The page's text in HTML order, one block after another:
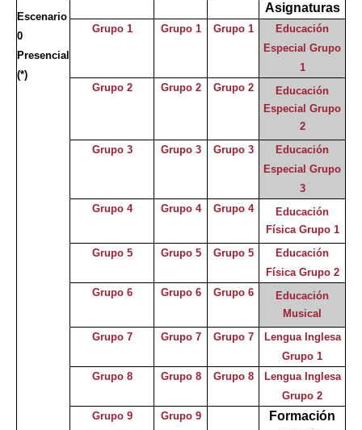
Escenario
0
Presencial
(*)
Asignaturas
Grupo 1 Grupo 1 Grupo 1
Educación
Especial Grupo
1
Grupo 2
Grupo 2 Grupo 2
Educación
Especial Grupo
2
Grupo 3
Grupo 3 Grupo 3
Educación
Especial Grupo
3
Grupo 4
Grupo 4 Grupo 4
Educación
Física Grupo 1
Grupo 5
Grupo 5 Grupo 5
Educación
Física Grupo 2
Grupo 6
Grupo 6 Grupo 6
Educación
Musical
Grupo 7
Grupo 7 Grupo 7
Lengua Inglesa
Grupo 1
Grupo 8
Grupo 8 Grupo 8
Lengua Inglesa
Grupo 2
Grupo 9
Grupo 9
Formación